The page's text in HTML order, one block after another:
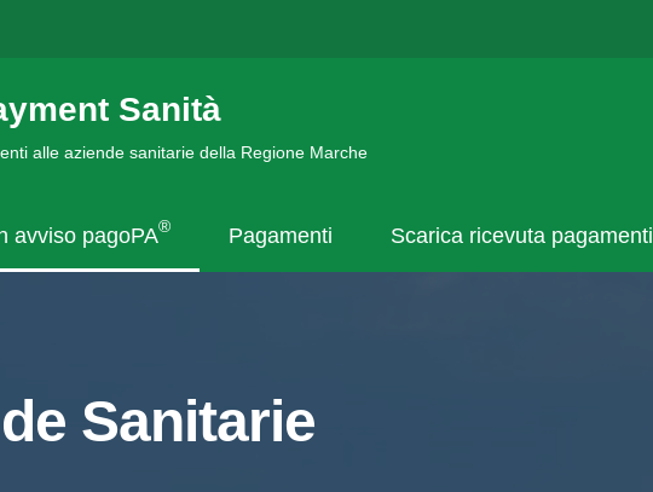
Sanità
alle aziende sanitarie della Regione Marche
avviso pagoPA® Pagamenti Scarica ricevuta pagamenti
Sanitarie